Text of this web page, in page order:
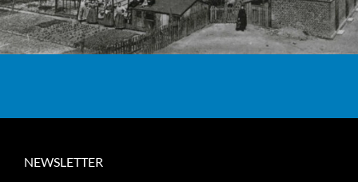
NEWSLETTER